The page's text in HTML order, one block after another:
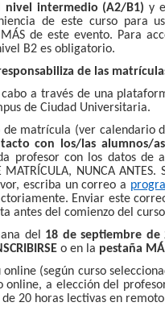
nivel intermedio (A2/B1) y
de este curso para
de este evento. Para
B2 es obligatorio.
de las
a través de una
de Ciudad Universitaria.
matrícula (ver calendario
con los/las alumnos/as
profesor con los datos de
MATRÍCULA, NUNCA
escriba un correo a
Enviar este
antes del comienzo del
del 18 de septiembre de
o en la pestaña
online (según curso
a elección del
20 horas lectivas en